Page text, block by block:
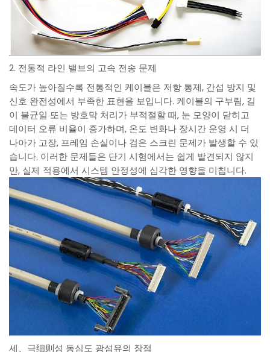
2. 전통적 라인 밸브의 고속 전송 문제
속도가 높아질수록 전통적인 케이블은 저항 통제, 간섭 방지 및
신호 완전성에서 부족한 표현을 보입니다. 케이블의 구부림, 길
이 불균일 또는 방호막 처리가 부적절할 때, 눈 모양이 닫히고
데이터 오류 비율이 증가하며, 온도 변화나 장시간 운영 시 더
나아가 고장, 프레임 손실이나 검은 스크린 문제가 발생할 수 있
습니다. 이러한 문제들은 단기 시험에서는 쉽게 발견되지 않지
만, 실제 적용에서 시스템 안정성에 심각한 영향을 미칩니다.
세、극细则성 동심도 광섬유의 장점